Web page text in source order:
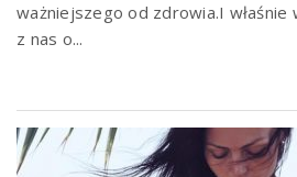
ważniejszego od zdrowia.I właśnie
z nas o...